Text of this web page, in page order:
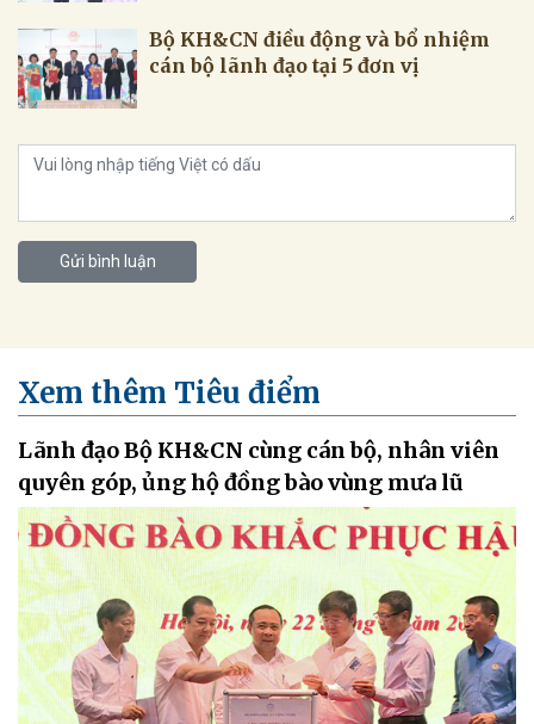
Bộ KH&CN điều động và bổ nhiệm
cán bộ lãnh đạo tại 5 đơn vị
Gửi bình luận
Xem thêm Tiêu điểm
Lãnh đạo Bộ KH&CN cùng cán bộ, nhân viên
quyên góp, ủng hộ đồng bào vùng mưa lũ